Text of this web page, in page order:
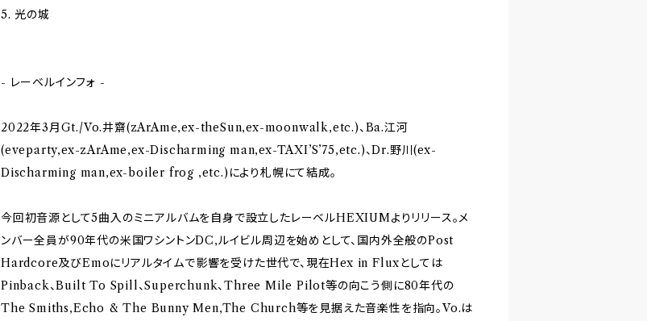
5. 光の城
- レーベルインフォ -
2022年3月Gt./Vo.井齋(zArAme,ex-theSun,ex-moonwalk,etc.)、Ba.江河
(eveparty,ex-zArAme,ex-Discharming man,ex-TAXI’S’75,etc.)、Dr.野川(ex-
Discharming man,ex-boiler frog ,etc.)により札幌にて結成。
今回初音源として5曲入のミニアルバムを自身で設立したレーベルHEXIUMよりリリース。メ
ンバー全員が90年代の米国ワシントンDC,ルイビル周辺を始めとして、国内外全般のPost
Hardcore及びEmoにリアルタイムで影響を受けた世代で、現在Hex in Fluxとしては
Pinback、Built To Spill、Superchunk、Three Mile Pilot等の向こう側に80年代の
The Smiths,Echo & The Bunny Men,The Church等を見据えた音楽性を指向。Vo.は